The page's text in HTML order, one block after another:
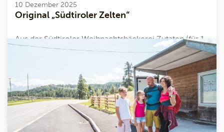
10 Dezember 2025
Original „Südtiroler Zelten“
Aus der Südtiroler Weihnachtsbäckerei Zutaten (für 1
großes Zelten): 250 g getrocknete Feigen250 g
Rosinen150 g getrocknete Birnen150 g getrocknete
Zwetschgen100 g Orangeat100 g ...
Mehr lesen